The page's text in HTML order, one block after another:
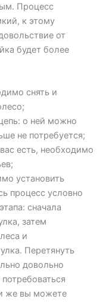
Процесс
к этому
от
будет более
снять и
о ней можно
не потребуется;
есть, необходимо
установить
процесс условно
сначала
затем
и
Перетянуть
довольно
же вы можете